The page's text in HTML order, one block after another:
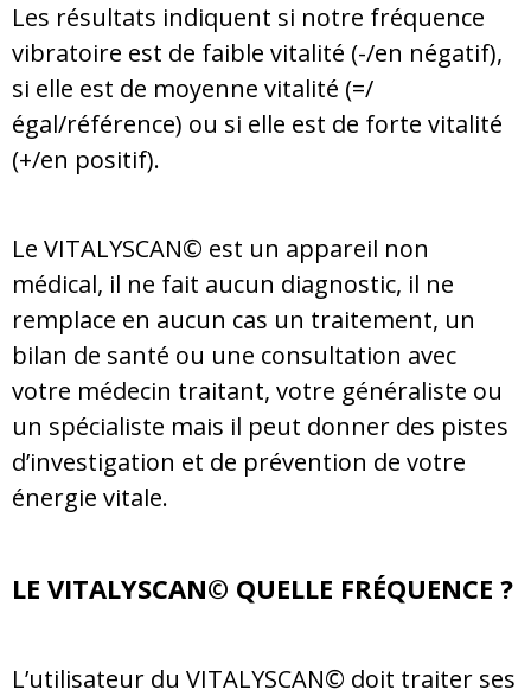
Les résultats indiquent si notre fréquence
vibratoire est de faible vitalité (-/en négatif),
si elle est de moyenne vitalité (=/
égal/référence) ou si elle est de forte vitalité
(+/en positif).
Le VITALYSCAN© est un appareil non
médical, il ne fait aucun diagnostic, il ne
remplace en aucun cas un traitement, un
bilan de santé ou une consultation avec
votre médecin traitant, votre généraliste ou
un spécialiste mais il peut donner des pistes
d’investigation et de prévention de votre
énergie vitale.
LE VITALYSCAN© QUELLE FRÉQUENCE ?
L’utilisateur du VITALYSCAN© doit traiter ses